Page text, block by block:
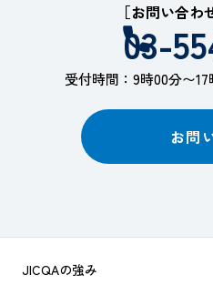
［お問い合わ
03-
受付時間：9時00分〜17
お問
JICQAの強み